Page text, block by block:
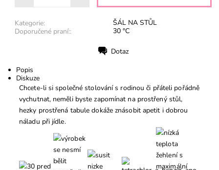
Kategorie:
ŠÁL NA STŮL
Doporučené praní::
30 °C
Dotaz
Popis
Diskuze
Chcete-li si společné stolování s rodinou či přáteli pořádně
vychutnat, neměli byste zapomínat na prostřený stůl,
hezky prostřená tabule dokáže znásobit apetit i dobrou
náladu při jídle.